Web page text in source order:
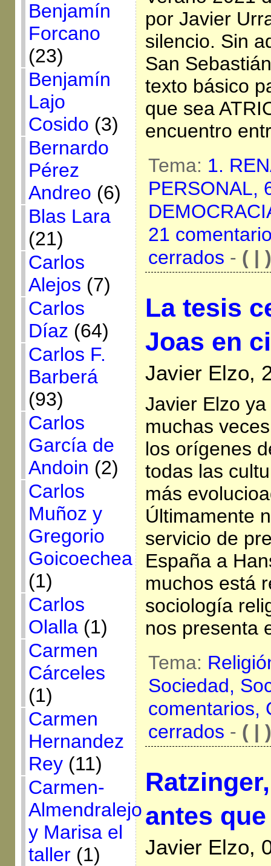
Benjamín
Forcano
(23)
Benjamín
Lajo
Cosido (3)
Bernardo
Pérez
Andreo (6)
Blas Lara
(21)
Carlos
Alejos (7)
Carlos
Díaz (64)
Carlos F.
Barberá
(93)
Carlos
García de
Andoin (2)
Carlos
Muñoz y
Gregorio
Goicoechea
(1)
Carlos
Olalla(1)
Carmen
Cárceles
(1)
Carmen
Hernandez
Rey(11)
Carmen-
Almendralejo
y Marisa el
taller(1)
por Javier
silencio. Sin
San
texto básico
que sea
encuentro
Tema: 1.
PERSONAL,
21
cerrados - ( | )
La tesis
Joas en
Javier Elzo,
Javier Elzo
muchas
los orígenes
todas las
más
Últimamente
servicio de
España a
muchos está
sociología
nos presenta
Tema:
Sociedad,
comentarios,
cerrados - ( | )
antes
Javier Elzo,